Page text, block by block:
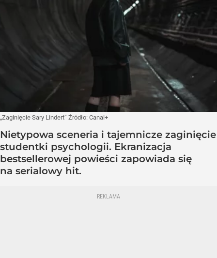
„Zaginięcie Sary Lindert” Źródło: Canal+
Nietypowa sceneria i tajemnicze zaginięcie
studentki psychologii. Ekranizacja
bestsellerowej powieści zapowiada się
na serialowy hit.